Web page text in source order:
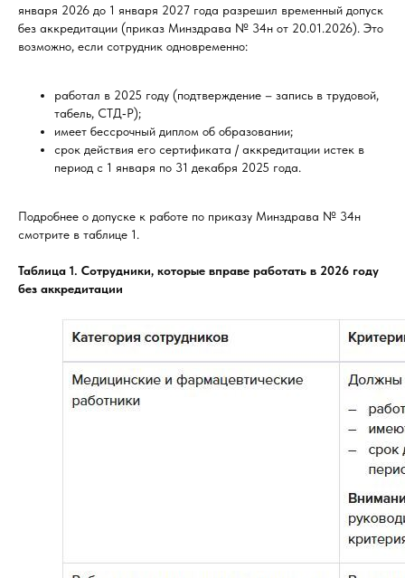
января 2026 до 1 января 2027 года разрешил временный допуск
без аккредитации (приказ Минздрава № 34н от 20.01.2026). Это
возможно, если сотрудник одновременно:
работал в 2025 году (подтверждение – запись в трудовой,
табель, СТД‑Р);
имеет бессрочный диплом об образовании;
срок действия его сертификата / аккредитации истек в
период с 1 января по 31 декабря 2025 года.
Подробнее о допуске к работе по приказу Минздрава № 34н
смотрите в таблице 1.
Таблица 1. Сотрудники, которые вправе работать в 2026 году
без аккредитации